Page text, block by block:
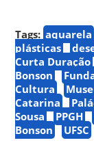
Tags: aquarela
plásticas
Curta Duração
Bonson
Cultura
Catarina
Sousa
PPGH
Bonson
UFSC